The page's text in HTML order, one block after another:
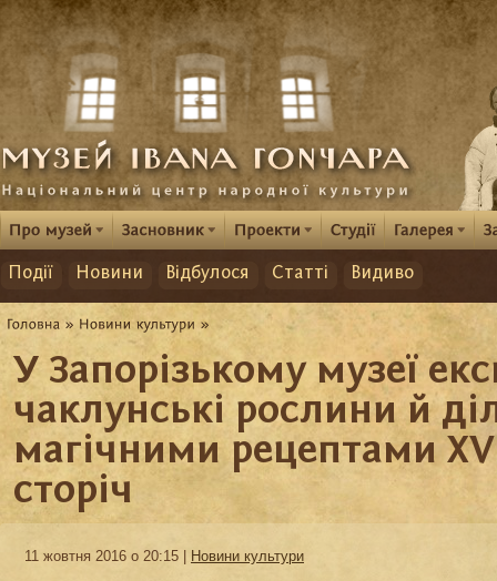
Події Новини Відбулося Статті Видиво
У Запорізькому музеї
чаклунські рослини й
магічними рецептами
сторіч
11 жовтня 2016 о 20:15 | Новини культури